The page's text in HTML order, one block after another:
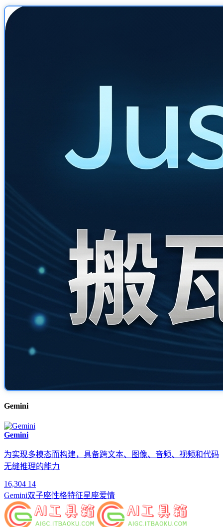
Gemini
Gemini
为实现多模态而构建，具备跨文本、图像、音频、视频和代码
无缝推理的能力
16,304 14
Gemini双子座性格特征星座爱情